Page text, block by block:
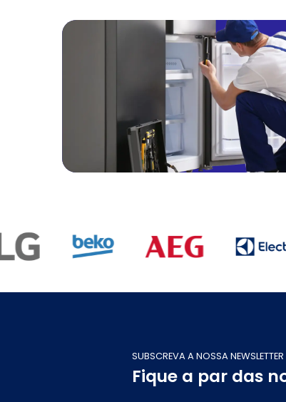
SUBSCREVA A NOSSA NEWSLETTER
Fique a par das